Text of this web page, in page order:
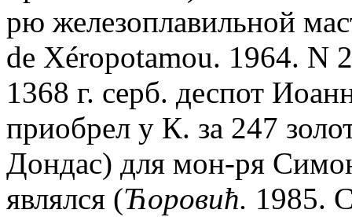
рю железоплавильной
de Xéropotamou. 1964. N
1368 г. серб. деспот
приобрел у К. за 247
Дондас) для мон-ря
являлся (Ћоровић. 1985.